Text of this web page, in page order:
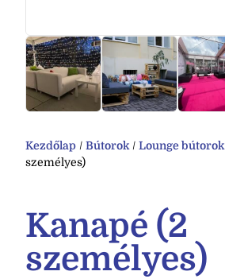
Kezdőlap / Bútorok / Lounge bútorok
személyes)
Kanapé (2
személyes)